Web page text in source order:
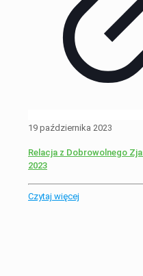
19 października 2023
Relacja z Dobrowolnego
2023
Czytaj więcej